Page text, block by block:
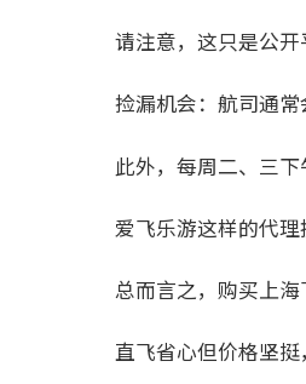
请注意，这只是公
捡漏机会：航司通常
此外，每周二、三
爱飞乐游这样的代
总而言之，购买上
直飞省心但价格坚挺